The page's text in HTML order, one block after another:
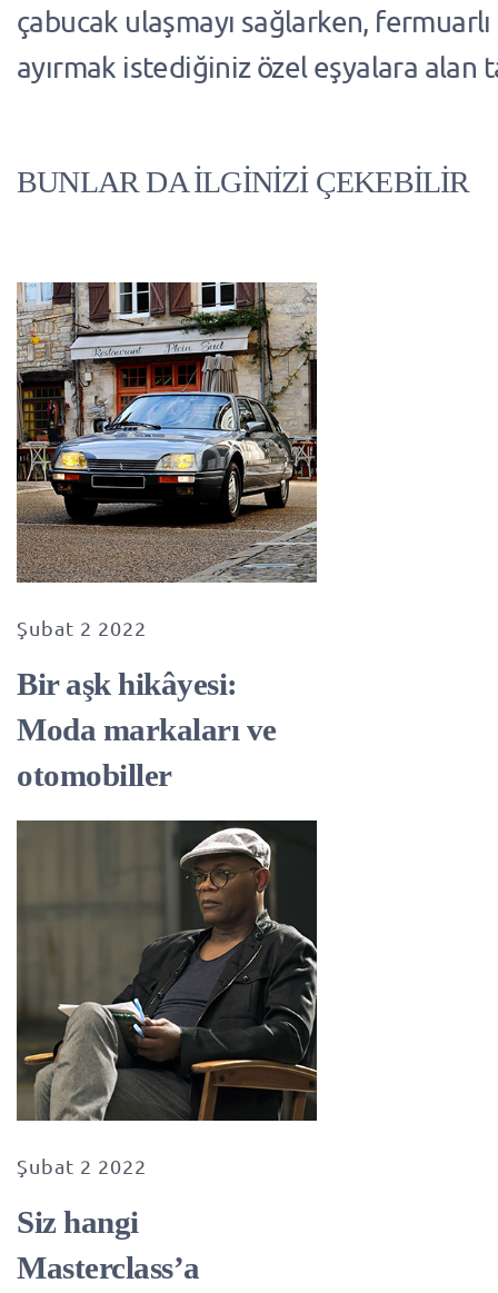
çabucak ulaşmayı sağlarken,
ayırmak istediğiniz özel eşyalara alan
BUNLAR DA İLGİNİZİ ÇEKEBİLİR
Şubat 2 2022
Bir aşk hikâyesi:
Moda markaları ve
otomobiller
Şubat 2 2022
Siz hangi
Masterclass’a